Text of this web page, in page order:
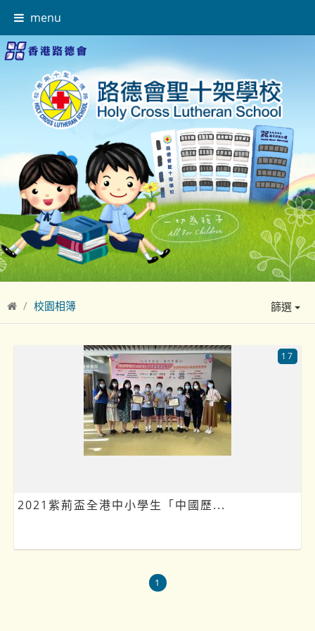
menu
校園相簿 篩選
2021紫荊盃全港中小學生「中國歷...
17
1